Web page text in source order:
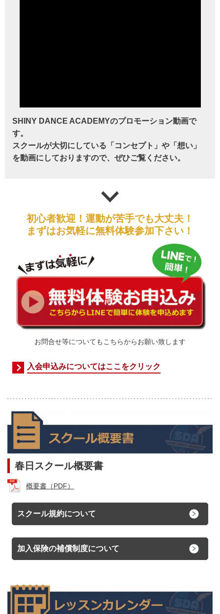
SHINY DANCE ACADEMYのプロモーション動画で
す。
スクールが大切にしている「コンセプト」や「想い」
を動画にしておりますので、ぜひご覧ください。
初心者歓迎！運動が苦手でも大丈夫！
まずはお気軽に無料体験参加下さい！
お問合せ等についてもこちらからお願い致します
入会申込みについてはここをクリック
春日スクール概要書
概要書（PDF）
スクール規約について
加入保険の補償制度について